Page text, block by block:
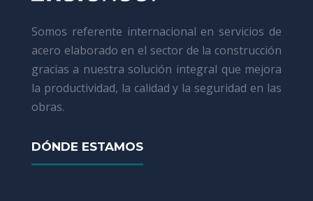
Somos referente internacional en servicios de
acero elaborado en el sector de la construcción
gracias a nuestra solución integral que mejora
la productividad, la calidad y la seguridad en las
obras.
DÓNDE ESTAMOS